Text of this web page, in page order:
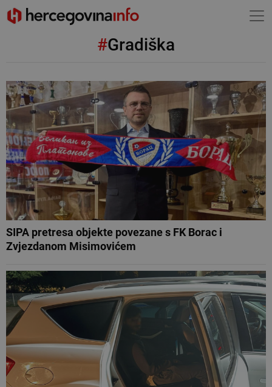
#Gradiška
SIPA pretresa objekte povezane s FK Borac i
Zvjezdanom Misimovićem